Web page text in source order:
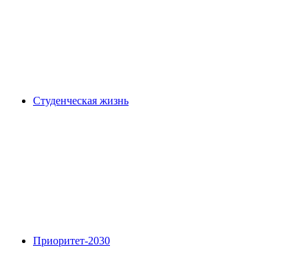
Студенческая жизнь
Приоритет-2030